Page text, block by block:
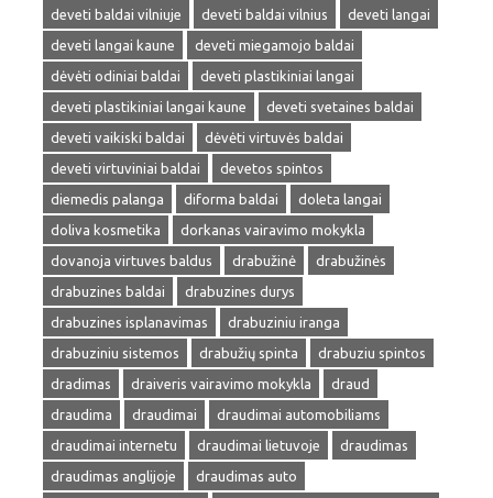
deveti baldai vilniuje deveti baldai vilnius
deveti langai
deveti langai kaune
deveti miegamojo baldai
dėvėti odiniai baldai
deveti plastikiniai langai
deveti plastikiniai langai kaune
deveti svetaines baldai
deveti vaikiski baldai
dėvėti virtuvės baldai
deveti virtuviniai baldai
devetos spintos
diemedis palanga
diforma baldai
doleta langai
doliva kosmetika
dorkanas vairavimo mokykla
dovanoja virtuves baldus
drabužinė
drabužinės
drabuzines baldai
drabuzines durys
drabuzines isplanavimas
drabuziniu iranga
drabuziniu sistemos
drabužių spinta
drabuziu spintos
dradimas
draiveris vairavimo mokykla
draud
draudima
draudimai
draudimai automobiliams
draudimai internetu
draudimai lietuvoje
draudimas
draudimas anglijoje
draudimas auto